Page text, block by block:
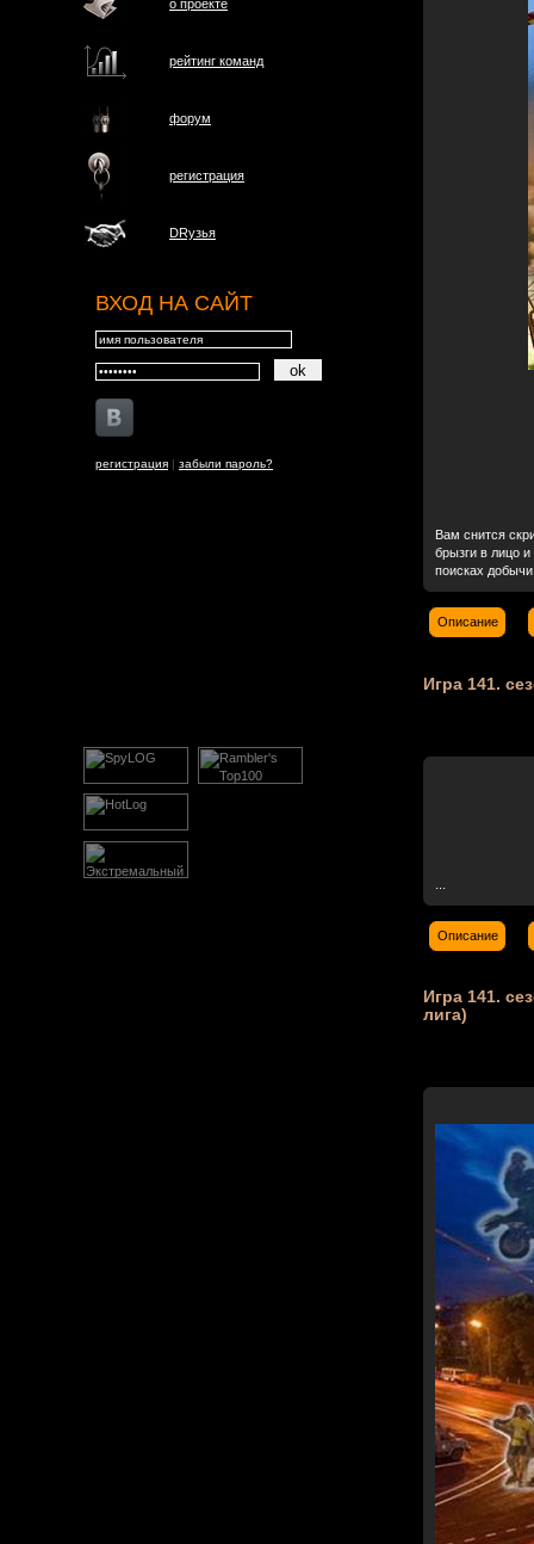
о проектe
рейтинг команд
форум
регистрация
DRузья
ВХОД НА САЙТ
регистрация | забыли пароль?
Вам снится
брызги в лицо
поисках
Описание
Игра 141.
Описание
Игра 141.
лига)